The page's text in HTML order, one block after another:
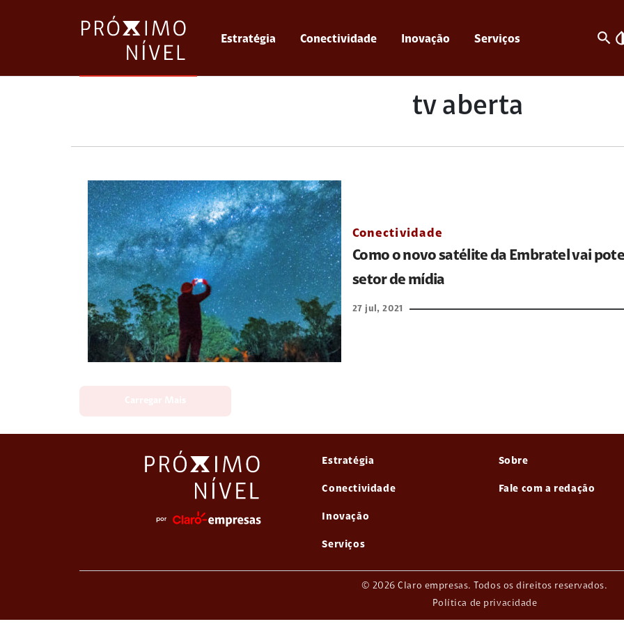
Estratégia Conectividade Inovação Serviços search
tv aberta
Conectividade
Como o novo satélite da Embratel vai
setor de mídia
27 jul, 2021
Estratégia
Conectividade
Inovação
Serviços
Sobre
Fale com a redação
© 2026 Claro empresas. Todos os direitos reservados.
Política de privacidade